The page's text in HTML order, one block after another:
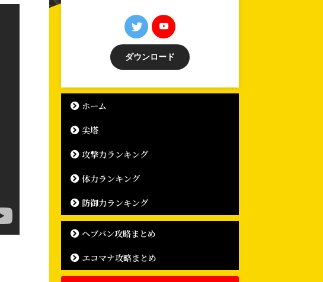
ダウンロード
ホーム
尖塔
攻撃力ランキング
体力ランキング
防御力ランキング
ヘブバン攻略まとめ
エコマナ攻略まとめ